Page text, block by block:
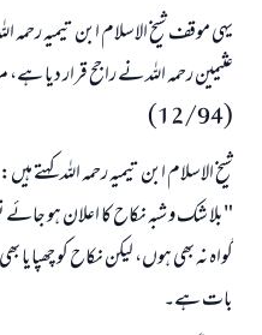
یہی موقف شیخ الاسلام ابن تیمیہ رحمہ
عثیمین رحمہ اللہ نے راجح قرار دیا
(12/94)
شیخ الاسلام ابن تیمیہ رحمہ اللہ کہتے ہیں:
"بلا شک و شبہ نکاح کا اعلان ہو
گواہ نہ بھی ہوں، لیکن نکاح کو چھپایا
بات ہے۔